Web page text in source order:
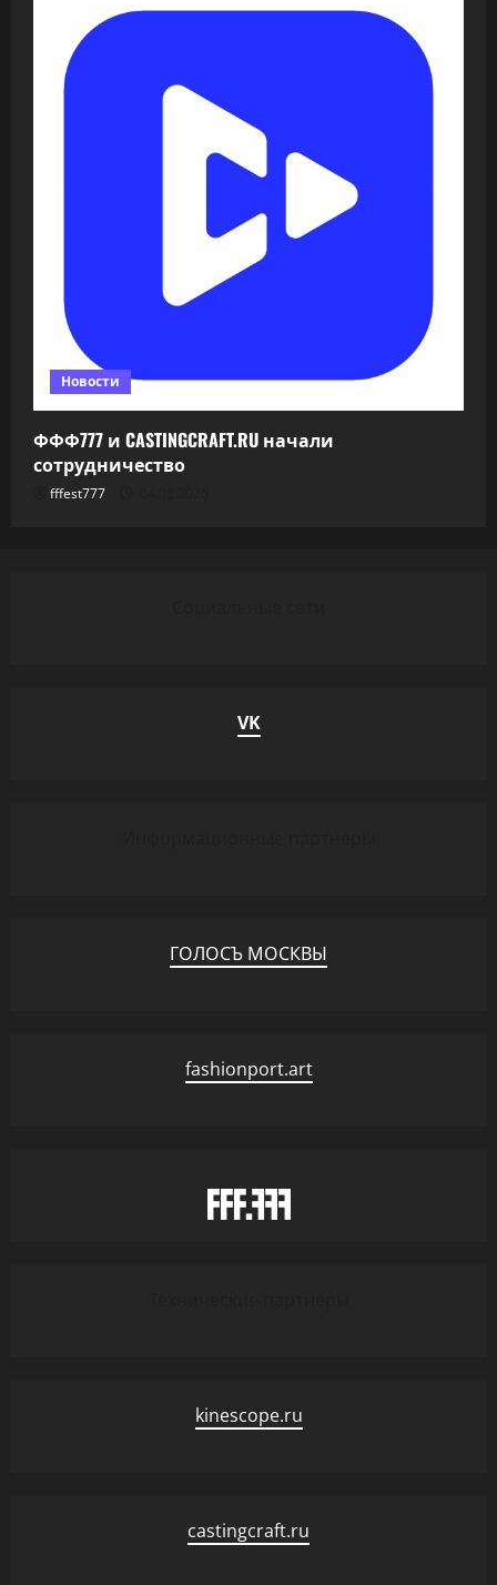
Новости
ФФФ777 и CASTINGCRAFT.RU начали
сотрудничество
fffest777
VK
ГОЛОСЪ МОСКВЫ
fashionport.art
kinescope.ru
castingcraft.ru